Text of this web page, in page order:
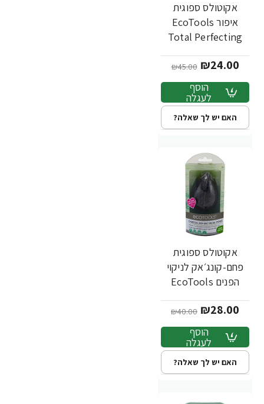
-47%אקוטולס ספוגית
איפור EcoTools
Total Perfecting
₪24.00
₪45.00
הוסף
לעגלה
האם יש לך שאלה?
-30%אקוטולס ספוגית
פחם-קונג׳אק לניקוי
הפנים EcoTools
Facial Sponge
₪28.00
₪40.00
הוסף
לעגלה
האם יש לך שאלה?